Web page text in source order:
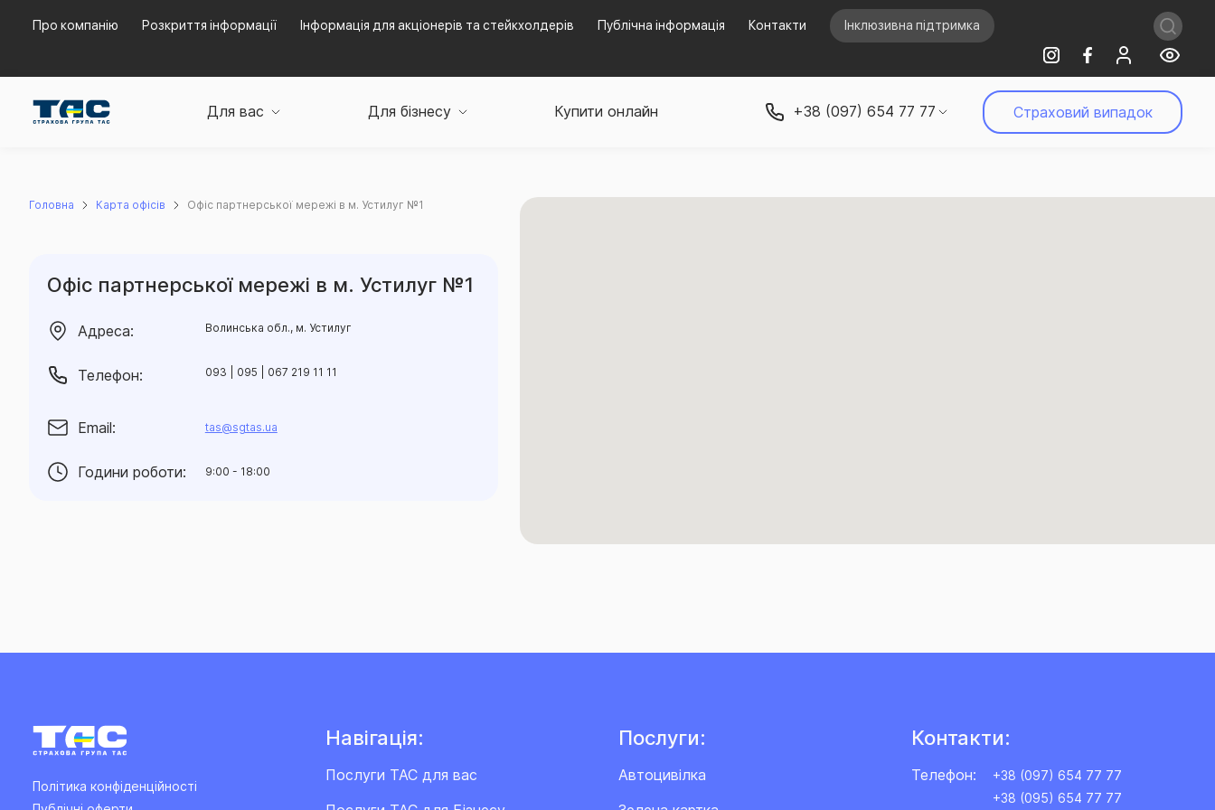
Про компанію Розкриття інформації Інформація для акціонерів та стейкхолдерів Публічна інформація Контакти Інклюзивна підтримка
Для вас Для бізнесу Купити онлайн +38 (097) 654 77 77 Страховий випадок
Головна Карта офісів Офіс партнерської мережі в м. Устилуг №1
Офіс партнерської мережі в м. Устилуг №1
Адреса: Волинська обл., м. Устилуг
Телефон: 093 | 095 | 067 219 11 11
Email: tas@sgtas.ua
Години роботи: 9:00 - 18:00
Політика конфіденційності
Навігація:
Послуги ТАС для вас
Послуги:
Автоцивілка
Контакти:
Телефон:
+38 (097) 654 77 77
+38 (095) 654 77 77